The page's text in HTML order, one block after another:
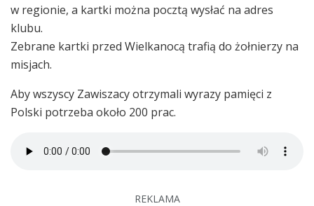
w regionie, a kartki można pocztą wysłać na adres
klubu.
Zebrane kartki przed Wielkanocą trafią do żołnierzy na
misjach.
Aby wszyscy Zawiszacy otrzymali wyrazy pamięci z
Polski potrzeba około 200 prac.
REKLAMA